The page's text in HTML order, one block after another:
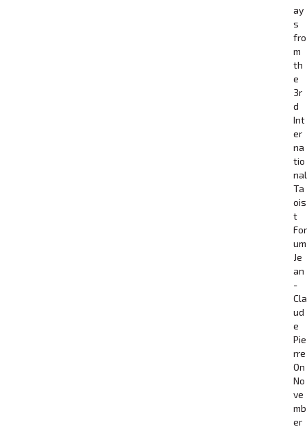
ay
s
fro
m
th
e
3r
d
Int
er
na
tio
nal
Ta
ois
t
For
um
Je
an
-
Cla
ud
e
Pie
rre
On
No
ve
mb
er